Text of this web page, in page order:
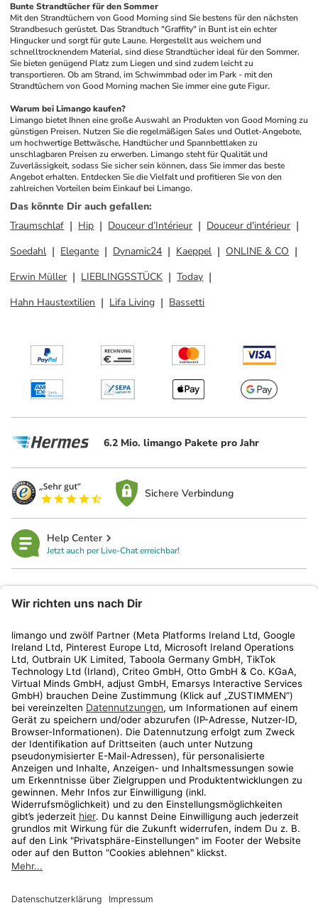
Bunte Strandtücher für den Sommer
Mit den Strandtüchern von Good Morning sind Sie bestens für den nächsten
Strandbesuch gerüstet. Das Strandtuch "Graffity" in Bunt ist ein echter
Hingucker und sorgt für gute Laune. Hergestellt aus weichem und
schnelltrocknendem Material, sind diese Strandtücher ideal für den Sommer.
Sie bieten genügend Platz zum Liegen und sind zudem leicht zu
transportieren. Ob am Strand, im Schwimmbad oder im Park - mit den
Strandtüchern von Good Morning machen Sie immer eine gute Figur.
Warum bei Limango kaufen?
Limango bietet Ihnen eine große Auswahl an Produkten von Good Morning zu
günstigen Preisen. Nutzen Sie die regelmäßigen Sales und Outlet-Angebote,
um hochwertige Bettwäsche, Handtücher und Spannbettlaken zu
unschlagbaren Preisen zu erwerben. Limango steht für Qualität und
Zuverlässigkeit, sodass Sie sicher sein können, dass Sie immer das beste
Angebot erhalten. Entdecken Sie die Vielfalt und profitieren Sie von den
zahlreichen Vorteilen beim Einkauf bei Limango.
Das könnte Dir auch gefallen:
Traumschlaf
Hip Douceur d’Intérieur
Douceur d'intérieur
Soedahl
Elegante Dynamic24 Kaeppel
ONLINE & CO
Erwin Müller
LIEBLINGSSTÜCK
Today
Hahn Haustextilien
Lifa Living Bassetti
6.2 Mio. limango Pakete pro Jahr
Sichere Verbindung
Help Center
Jetzt auch per Live-Chat erreichbar!
Kundenservice
Shop
Aktionen
Travel